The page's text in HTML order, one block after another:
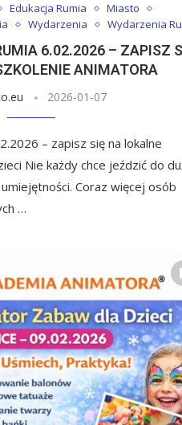
Edukacja Rumia
Miasto
Wydarzenia Wydarzenia
6.02.2026 – ZAPISZ
ANIMATORA
2026-01-07
– zapisz się na lokalne
Nie każdy chce jeździć do
Coraz więcej osób
…